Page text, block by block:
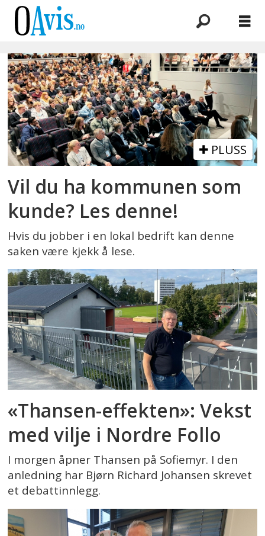
Emne:
folloregionens
næringsforening
PLUSS
Vil du ha kommunen som
kunde? Les denne!
Hvis du jobber i en lokal bedrift kan denne
saken være kjekk å lese.
«Thansen-effekten»: Vekst
med vilje i Nordre Follo
I morgen åpner Thansen på Sofiemyr. I den
anledning har Bjørn Richard Johansen skrevet
et debattinnlegg.